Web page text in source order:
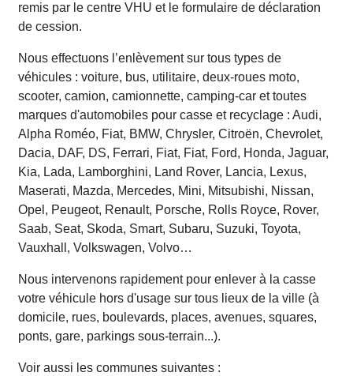
remis par le centre VHU et le formulaire de déclaration
de cession.
Nous effectuons l’enlèvement sur tous types de
véhicules : voiture, bus, utilitaire, deux-roues moto,
scooter, camion, camionnette, camping-car et toutes
marques d'automobiles pour casse et recyclage : Audi,
Alpha Roméo, Fiat, BMW, Chrysler, Citroën, Chevrolet,
Dacia, DAF, DS, Ferrari, Fiat, Fiat, Ford, Honda, Jaguar,
Kia, Lada, Lamborghini, Land Rover, Lancia, Lexus,
Maserati, Mazda, Mercedes, Mini, Mitsubishi, Nissan,
Opel, Peugeot, Renault, Porsche, Rolls Royce, Rover,
Saab, Seat, Skoda, Smart, Subaru, Suzuki, Toyota,
Vauxhall, Volkswagen, Volvo…
Nous intervenons rapidement pour enlever à la casse
votre véhicule hors d'usage sur tous lieux de la ville (à
domicile, rues, boulevards, places, avenues, squares,
ponts, gare, parkings sous-terrain...).
Voir aussi les communes suivantes :